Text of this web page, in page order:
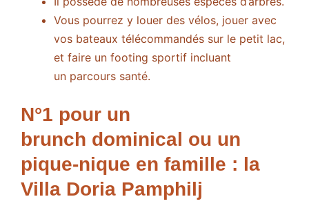
Vous pourrez y louer des vélos, jouer avec
vos bateaux télécommandés sur le petit lac,
et faire un footing sportif incluant
un parcours santé.
N°1 pour un
brunch dominical ou un
pique-nique en famille : la
Villa Doria Pamphilj